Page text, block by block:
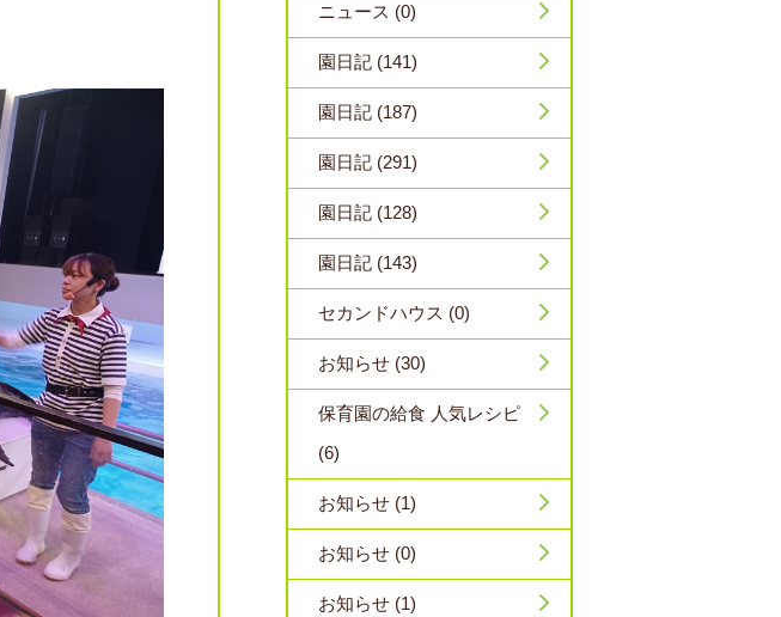
ニュース (0)
園日記 (141)
園日記 (187)
園日記 (291)
園日記 (128)
園日記 (143)
セカンドハウス (0)
お知らせ (30)
保育園の給食 人気レシピ
(6)
お知らせ (1)
お知らせ (0)
お知らせ (1)